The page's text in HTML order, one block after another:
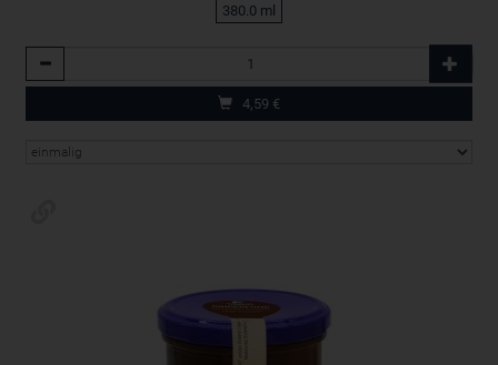
380.0 ml
Anzahl
4,59 €